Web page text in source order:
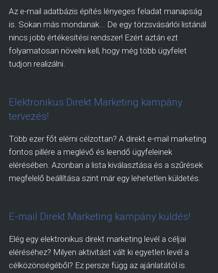
Az e-mail adatbázis építés lényeges feladat manapság
is. Sokan más mondanak... De egy törzsvásárlói listánál
nincs jobb értékesítési rendszer! Ezért aztán ezt
folyamatosan növelni kell, hogy még több ügyfelet
tudjon realizálni.
Elektronikus Direkt Marketing kampány
tervezés!
Több ezer főt elérni célzottan? A direkt e-mail marketing
fontos pillére a meglévő és leendő ügyfeleinek
elérésében. Azonban a lista kiválasztása és a szűrések
megfelelő beállítása szint már egy lehetetlen küldetés.
E-mail Direkt Marketing kampány küldés!
Elég egy elektronikus direkt marketing levél a céljai
eléréséhez? Milyen aktivitást vált ki egyetlen levél a
célközönségéből? Ez persze függ az ajánlatától is.